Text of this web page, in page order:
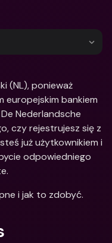
(NL), ponieważ
europejskim bankiem
Nederlandsche
czy rejestrujesz się z
już użytkownikiem i
odpowiedniego
i jak to zdobyć.